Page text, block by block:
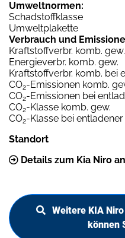
Umweltnormen:
Schadstoffklasse
Umweltplakette
Verbrauch und
Kraftstoffverbr. komb. gew.
Energieverbr. komb. gew.
Kraftstoffverbr. komb. bei
CO2-Emissionen komb.
CO2-Emissionen bei
CO2-Klasse komb. gew.
CO2-Klasse bei
Standort
Details zum Kia Niro
Weitere KIA
können